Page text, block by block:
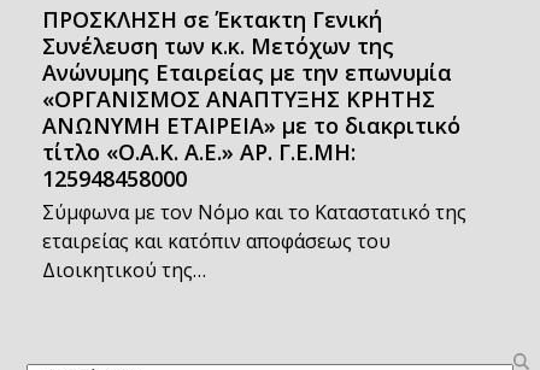
ΠΡΟΣΚΛΗΣΗ σε Έκτακτη Γενική
Συνέλευση των κ.κ. Μετόχων της
Ανώνυμης Εταιρείας με την επωνυμία
«ΟΡΓΑΝΙΣΜΟΣ ΑΝΑΠΤΥΞΗΣ ΚΡΗΤΗΣ
ΑΝΩΝΥΜΗ ΕΤΑΙΡΕΙΑ» με το διακριτικό
τίτλο «Ο.Α.Κ. Α.Ε.» ΑΡ. Γ.Ε.ΜΗ:
125948458000
Σύμφωνα με τον Νόμο και το Καταστατικό της
εταιρείας και κατόπιν αποφάσεως του
Διοικητικού της…